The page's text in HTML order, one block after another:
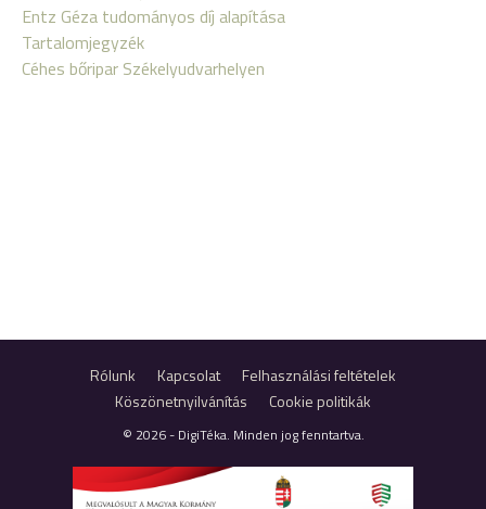
Entz Géza tudományos díj alapítása
Tartalomjegyzék
Céhes bőripar Székelyudvarhelyen
Rólunk Kapcsolat
Felhasználási feltételek
Köszönetnyilvánítás
Cookie politikák
© 2026 - DigiTéka. Minden jog fenntartva.